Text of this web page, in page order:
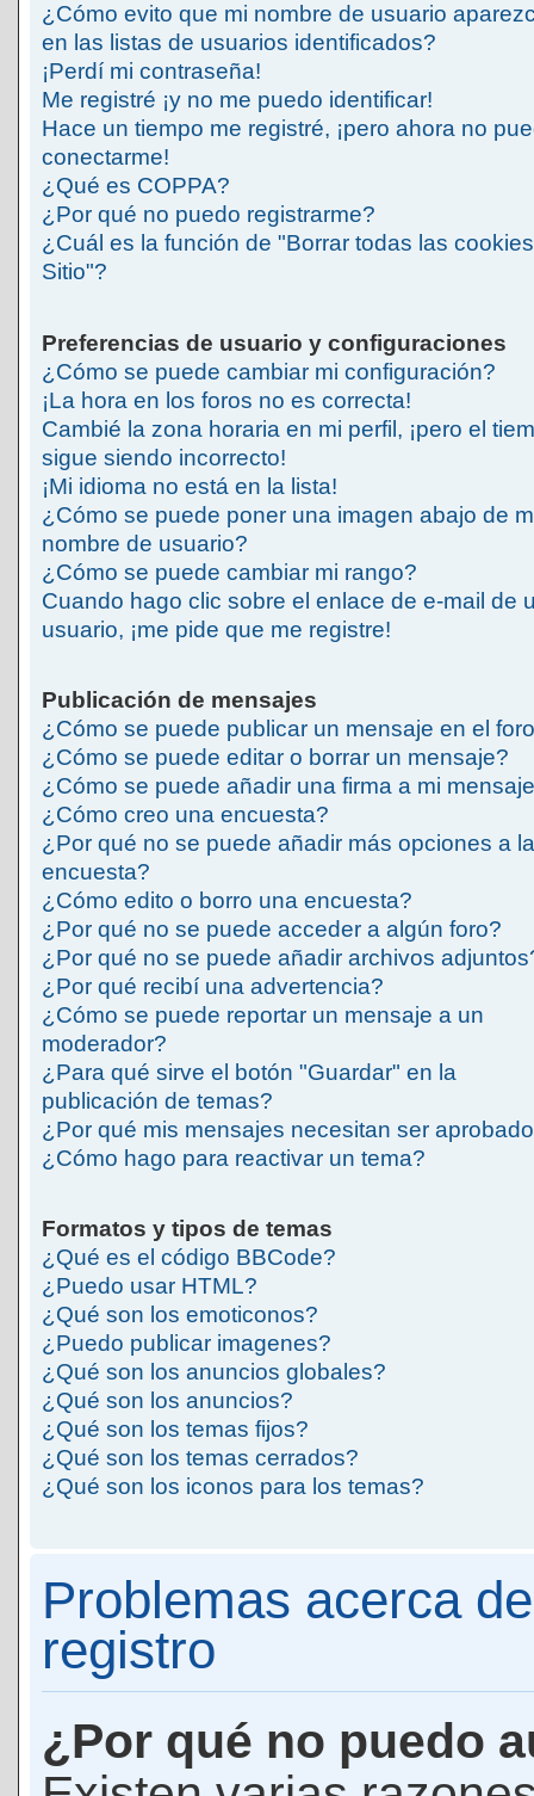
¿Cómo evito que mi nombre de usuario
en las listas de usuarios identificados?
¡Perdí mi contraseña!
Me registré ¡y no me puedo identificar!
Hace un tiempo me registré, ¡pero ahora no
conectarme!
¿Qué es COPPA?
¿Por qué no puedo registrarme?
¿Cuál es la función de "Borrar todas las
Sitio"?
Preferencias de usuario y configuraciones
¿Cómo se puede cambiar mi configuración?
¡La hora en los foros no es correcta!
Cambié la zona horaria en mi perfil, ¡pero el
sigue siendo incorrecto!
¡Mi idioma no está en la lista!
¿Cómo se puede poner una imagen abajo de
nombre de usuario?
¿Cómo se puede cambiar mi rango?
Cuando hago clic sobre el enlace de e-mail de
usuario, ¡me pide que me registre!
Publicación de mensajes
¿Cómo se puede publicar un mensaje en el
¿Cómo se puede editar o borrar un mensaje?
¿Cómo se puede añadir una firma a mi
¿Cómo creo una encuesta?
¿Por qué no se puede añadir más opciones a la
encuesta?
¿Cómo edito o borro una encuesta?
¿Por qué no se puede acceder a algún foro?
¿Por qué no se puede añadir archivos
¿Por qué recibí una advertencia?
¿Cómo se puede reportar un mensaje a un
moderador?
¿Para qué sirve el botón "Guardar" en la
publicación de temas?
¿Por qué mis mensajes necesitan ser
¿Cómo hago para reactivar un tema?
Formatos y tipos de temas
¿Qué es el código BBCode?
¿Puedo usar HTML?
¿Qué son los emoticonos?
¿Puedo publicar imagenes?
¿Qué son los anuncios globales?
¿Qué son los anuncios?
¿Qué son los temas fijos?
¿Qué son los temas cerrados?
¿Qué son los iconos para los temas?
Problemas acerca
registro
¿Por qué no puedo